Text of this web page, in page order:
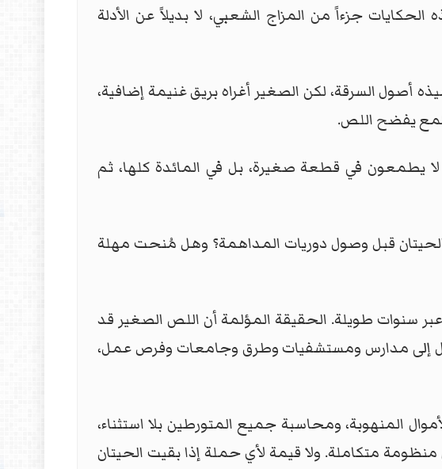
جزءاً من المزاج الشعبي، لا بديلاً عن الأدلة
أصول السرقة، لكن الصغير أغراه بريق غنيمة إضافية،
يفضح اللص.
يطمعون في قطعة صغيرة، بل في المائدة كلها، ثم
الحيتان قبل وصول دوريات المداهمة؟ وهل مُنحت مهلة
سنوات طويلة. الحقيقة المؤلمة أن اللص الصغير قد
إلى مدارس ومستشفيات وطرق وجامعات وفرص عمل،
المنهوبة، ومحاسبة جميع المتورطين بلا استثناء،
متكاملة. ولا قيمة لأي حملة إذا بقيت الحيتان